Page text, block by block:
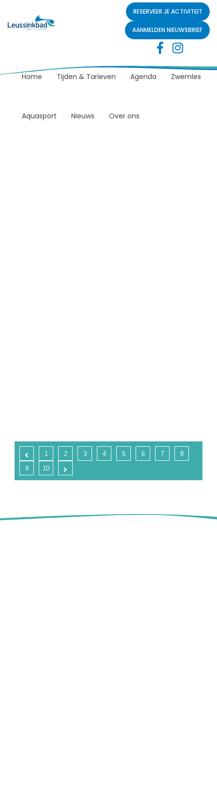
RESERVEER JE ACTIVITEIT
AANMELDEN NIEUWSBRIEF
Home Tijden & Tarieven Agenda Zwemles
Aquasport Nieuws Over ons